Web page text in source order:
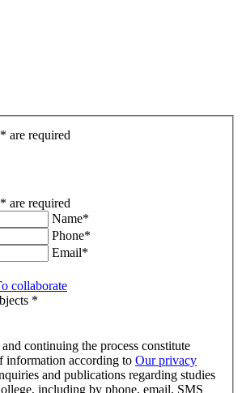
are required
are required
Name*
Phone*
Email*
collaborate
Subjects *
continuing the process constitute
information according to Our privacy
and publications regarding studies
including by phone, email, SMS